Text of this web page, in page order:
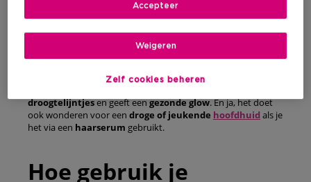
Glycerine voor je Huid
Glycerine is een echte allrounder in je
zorgt niet alleen voor een intense hydratatie, maar helpt ook
beter beschermd tegen invloeden van buitenaf zoals kou en
droogtelijntjesen geeft eengezonde glow. En ja, het doet
ook wonderen voor een droge of jeukende hoofdhuidals je
het via een haarserum gebruikt.
Hoe gebruik je
Zelf cookies beheren
Weigeren
Accepteer